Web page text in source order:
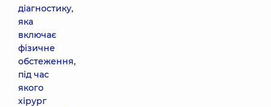
діагностику,
яка
включає
фізичне
обстеження,
під час
якого
хірург